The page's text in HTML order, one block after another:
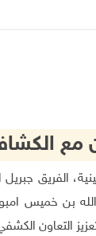
مع
الفريق
الله بن خميس
التعاون